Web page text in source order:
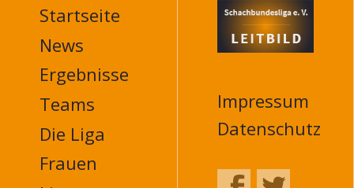
MAIN
NAVIGATION
FOOTER
Startseite
News
Ergebnisse
Teams
Die Liga
Frauen
Impressum
Datenschutz